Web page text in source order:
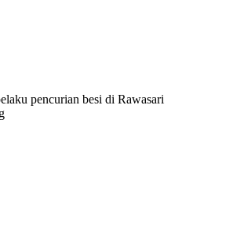
pencurian besi di Rawasari